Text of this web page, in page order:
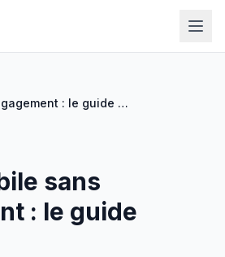
Forfait mobile sans engagement : le guide complet
sans
: le guide